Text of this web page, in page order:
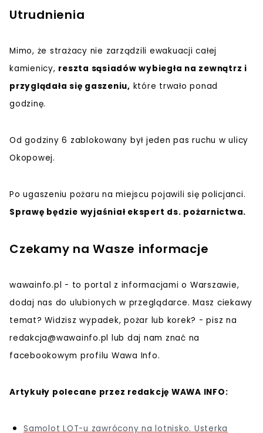
Utrudnienia
Mimo, że strażacy nie zarządzili ewakuacji całej
kamienicy, reszta sąsiadów wybiegła na zewnątrz i
przyglądała się gaszeniu, które trwało ponad
godzinę.
Od godziny 6 zablokowany był jeden pas ruchu w ulicy
Okopowej.
Po ugaszeniu pożaru na miejscu pojawili się policjanci.
Sprawę będzie wyjaśniał ekspert ds. pożarnictwa.
Czekamy na Wasze informacje
wawainfo.pl - to portal z informacjami o Warszawie,
dodaj nas do ulubionych w przeglądarce. Masz ciekawy
temat? Widzisz wypadek, pożar lub korek? - pisz na
redakcja@wawainfo.pl lub daj nam znać na
facebookowym profilu Wawa Info.
Artykuły polecane przez redakcję WAWA INFO:
Samolot LOT-u zawrócony na lotnisko. Usterka